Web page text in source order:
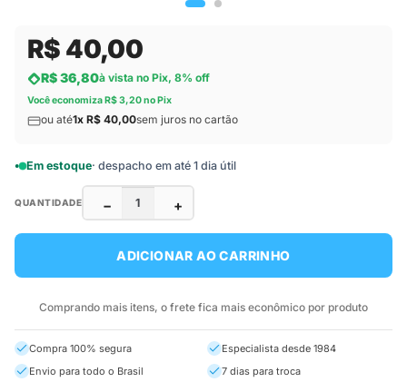
R$ 40,00
R$ 36,80à vista no Pix, 8% off
Você economiza R$ 3,20 no Pix
ou até1x R$ 40,00sem juros no cartão
Em estoque· despacho em até 1 dia útil
QUANTIDADE − +
ADICIONAR AO CARRINHO
Comprando mais itens, o frete fica mais econômico por produto
Compra 100% segura
Especialista desde 1984
Envio para todo o Brasil
7 dias para troca